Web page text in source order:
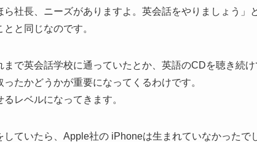
社長、ニーズがありますよ。英会話をやりましょう」
と同じなのです。
で英会話学校に通っていたとか、英語のCDを聴き続
たかどうかが重要になってくるわけです。
レベルになってきます。
ていたら、Apple社の iPhoneは生まれていなかったで